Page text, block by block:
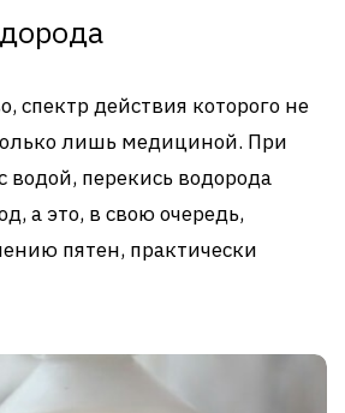
спектр действия которого не
лишь медициной. При
водой, перекись водорода
а это, в свою очередь,
пятен, практически